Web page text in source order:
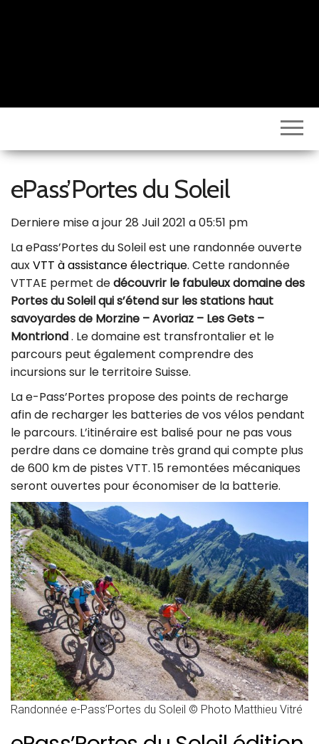
ePass’Portes du Soleil
Derniere mise a jour 28 Juil 2021 a 05:51 pm
La ePass’Portes du Soleil est une randonnée ouverte
auxVTT à assistance électrique. Cette randonnée
VTTAE permet dedécouvrir le fabuleux domaine des
Portes du Soleil qui s’étend sur les stations haut
savoyardes de Morzine – Avoriaz – Les Gets –
Montriond. Le domaine est transfrontalier et le
parcours peut également comprendre des
incursions sur le territoire Suisse.
La e-Pass’Portes propose des points de recharge
afin de recharger les batteries de vos vélos pendant
le parcours. L’itinéraire est balisé pour ne pas vous
perdre dans ce domaine très grand qui compte plus
de 600 km de pistes VTT. 15 remontées mécaniques
seront ouvertes pour économiser de la batterie.
Randonnée e-Pass’Portes du Soleil © Photo Matthieu Vitré